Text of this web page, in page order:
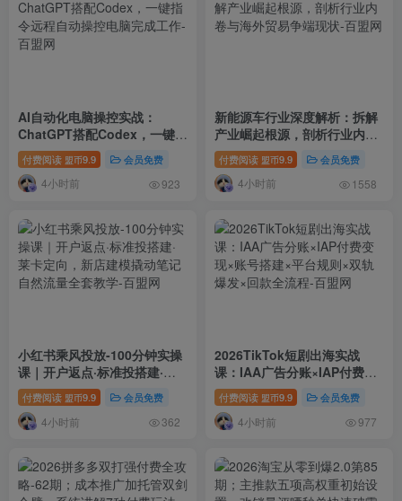
AI自动化电脑操控实战：
ChatGPT搭配Codex，一键指
令远程自动操控电脑完成工作
付费阅读 盟币9.9 会员免费
4小时前 923
新能源车行业深度解析：拆解
产业崛起根源，剖析行业内卷
与海外贸易争端现状
付费阅读 盟币9.9 会员免费
4小时前 1558
小红书乘风投放-100分钟实操
课｜开户返点·标准投搭建·莱
卡定向，新店建模撬动笔记自
然流量全套教学
付费阅读 盟币9.9 会员免费
4小时前 362
2026TikTok短剧出海实战
课：IAA广告分账×IAP付费变
现×账号搭建×平台规则×双轨
爆发×回款全流程
付费阅读 盟币9.9 会员免费
4小时前 977